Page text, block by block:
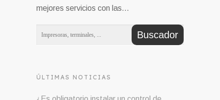
mejores servicios con las…
ÚLTIMAS NOTICIAS